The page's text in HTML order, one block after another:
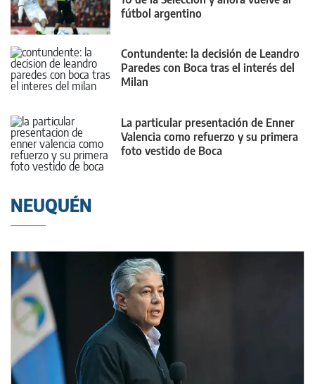
fútbol argentino
Contundente: la decisión de Leandro
Paredes con Boca tras el interés del
Milan
La particular presentación de Enner
Valencia como refuerzo y su primera
foto vestido de Boca
NEUQUÉN